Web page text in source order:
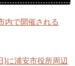
内で開催される
)に浦安市役所周辺